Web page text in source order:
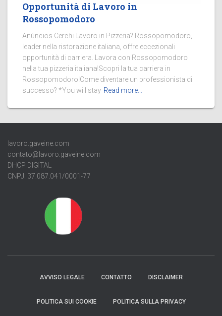
Opportunità di Lavoro in
Rossopomodoro
Anúncios Cerchi Lavoro in Pizzeria? Rossopomodoro,
leader nella ristorazione italiana, offre eccezionali
opportunità di carriera. Lavora con Rossopomodoro
nella tua pizzeria italiana!Scopri la tua carriera in
Rossopomodoro!Come diventare un professionista di
successo? *You will stay Read more…
lavoro.gaveine.com
contato@lavoro.gaveine.com
DHCP DIGITAL
CNPJ: 37.087.041/0001-77
AVVISO LEGALE CONTATTO DISCLAIMER
POLITICA SUI COOKIE POLITICA SULLA PRIVACY